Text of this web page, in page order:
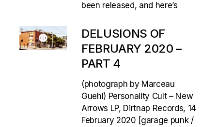
been released, and here’s
DELUSIONS OF
FEBRUARY 2020 –
PART 4
(photograph by Marceau
Guehl) Personality Cult – New
Arrows LP, Dirtnap Records, 14
February 2020 [garage punk /